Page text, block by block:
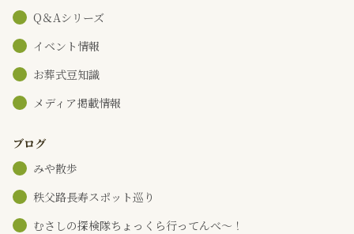
Q＆Aシリーズ
イベント情報
お葬式豆知識
メディア掲載情報
ブログ
みや散歩
秩父路長寿スポット巡り
むさしの探検隊ちょっくら行ってんべ～！